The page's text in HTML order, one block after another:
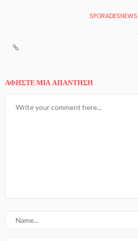
SPORADESNEWS
ΑΦΉΣΤΕ ΜΙΑ ΑΠΆΝΤΗΣΗ